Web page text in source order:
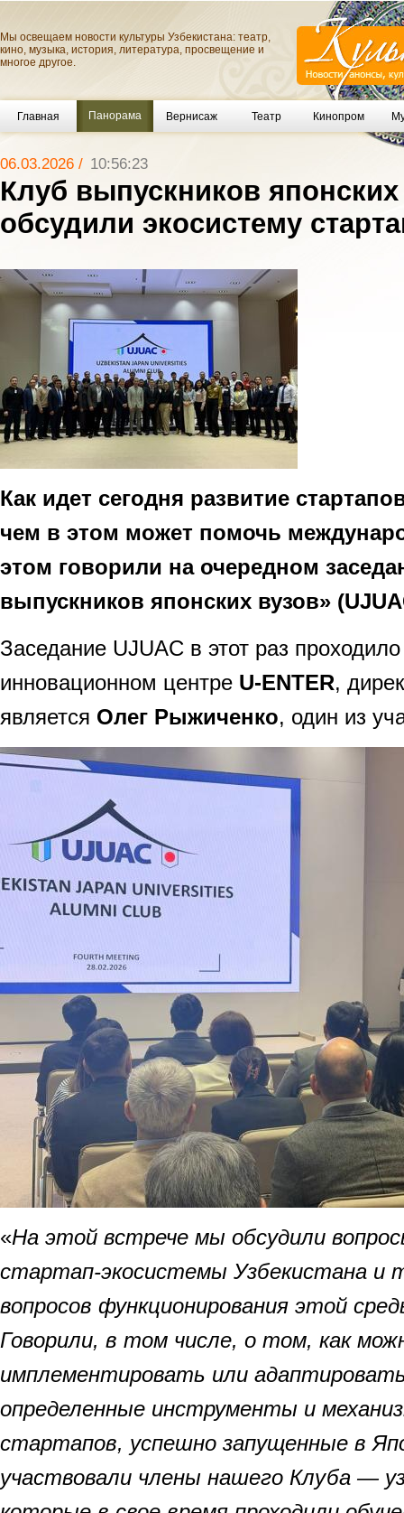
Мы освещаем новости культуры Узбекистана: театр,
кино, музыка, история, литература, просвещение и
многое другое.
Главная Панорама Вернисаж Театр Кинопром
06.03.2026 / 10:56:23
Клуб выпускников японских
обсудили экосистему
Как идет сегодня развитие
чем в этом может помочь
этом говорили на очередном
выпускников японских вузов»
Заседание UJUAC в этот раз
инновационном центре U-ENTER,
является Олег Рыжиченко, один из
«На этой встрече мы обсудили
стартап-экосистемы Узбекистана и
вопросов функционирования этой
Говорили, в том числе, о том, как
имплементировать или
определенные инструменты и
стартапов, успешно запущенные в
участвовали члены нашего Клуба —